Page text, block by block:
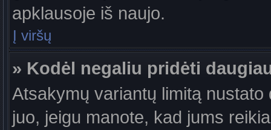
apklausoje iš naujo.
Į viršų
» Kodėl negaliu pridėti
Atsakymų variantų limitą
juo, jeigu manote, kad jums